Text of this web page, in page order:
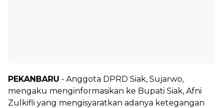
PEKANBARU - Anggota DPRD Siak, Sujarwo,
mengaku menginformasikan ke Bupati Siak, Afni
Zulkifli yang mengisyaratkan adanya ketegangan